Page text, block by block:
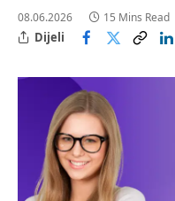
08.06.2026 15 Mins Read
Dijeli